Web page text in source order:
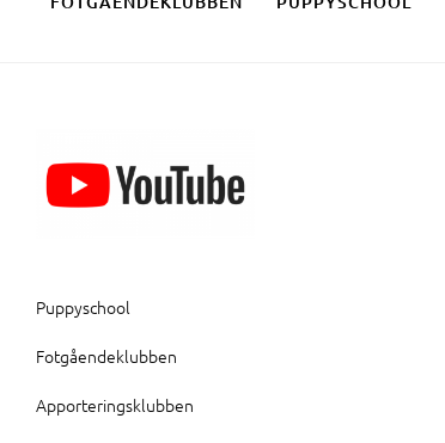
Puppyschool
Fotgåendeklubben
Apporteringsklubben